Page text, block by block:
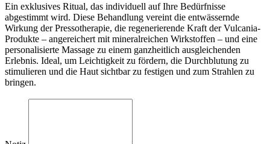
Ein exklusives Ritual, das individuell auf Ihre Bedürfnisse
abgestimmt wird. Diese Behandlung vereint die entwässernde
Wirkung der Pressotherapie, die regenerierende Kraft der Vulcania-
Produkte – angereichert mit mineralreichen Wirkstoffen – und eine
personalisierte Massage zu einem ganzheitlich ausgleichenden
Erlebnis. Ideal, um Leichtigkeit zu fördern, die Durchblutung zu
stimulieren und die Haut sichtbar zu festigen und zum Strahlen zu
bringen.